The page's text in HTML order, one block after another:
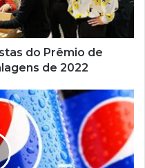
do Prêmio de
de 2022